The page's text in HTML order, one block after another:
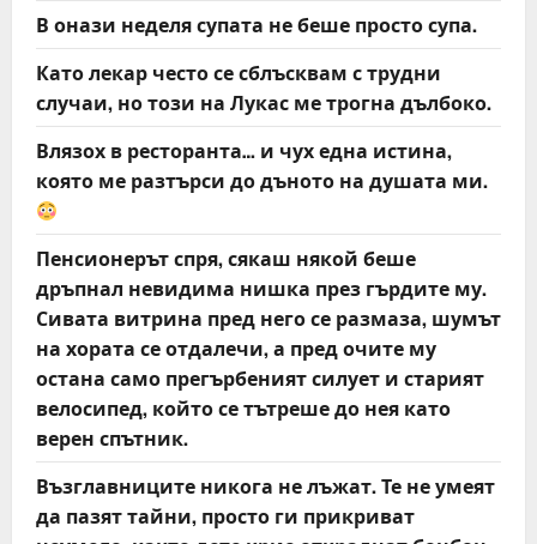
В онази неделя супата не беше просто супа.
Като лекар често се сблъсквам с трудни
случаи, но този на Лукас ме трогна дълбоко.
Влязох в ресторанта… и чух една истина,
която ме разтърси до дъното на душата ми.
Пенсионерът спря, сякаш някой беше
дръпнал невидима нишка през гърдите му.
Сивата витрина пред него се размаза, шумът
на хората се отдалечи, а пред очите му
остана само прегърбеният силует и старият
велосипед, който се тътреше до нея като
верен спътник.
Възглавниците никога не лъжат. Те не умеят
да пазят тайни, просто ги прикриват